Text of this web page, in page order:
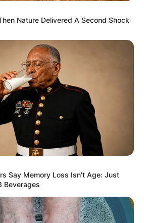
Nature Delivered A Second Shock
Say Memory Loss Isn't Age: Just
Beverages